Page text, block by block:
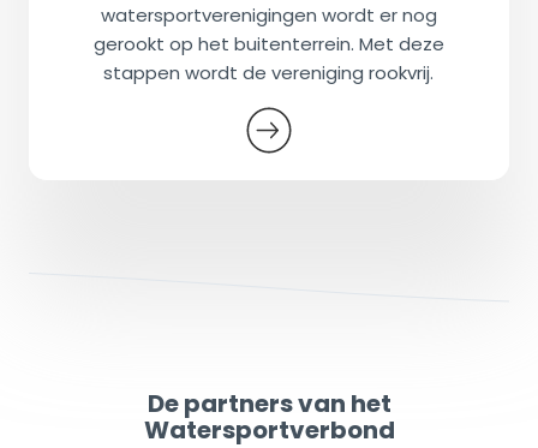
watersportverenigingen wordt er nog
gerookt op het buitenterrein. Met deze
stappen wordt de vereniging rookvrij.
De partners van het
Watersportverbond